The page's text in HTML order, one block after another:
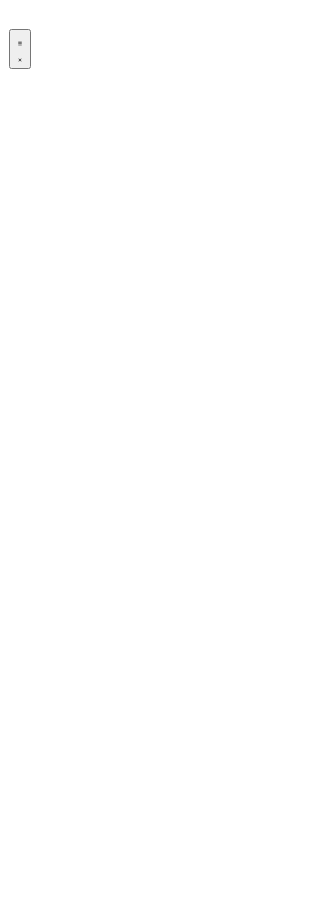
al
contenido